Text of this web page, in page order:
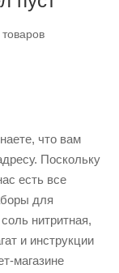
что вам
Поскольку
есть все
для
нитритная,
и инструкции
магазине